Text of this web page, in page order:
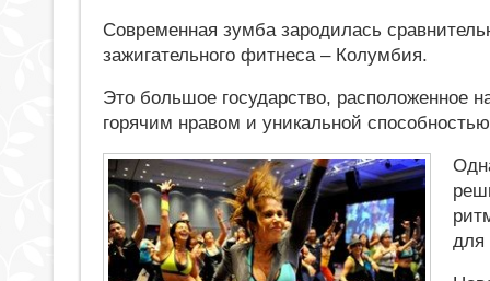
Современная зумба зародилась
зажигательного фитнеса – Колумбия.
Это большое государство, расположенное
горячим нравом и уникальной
для